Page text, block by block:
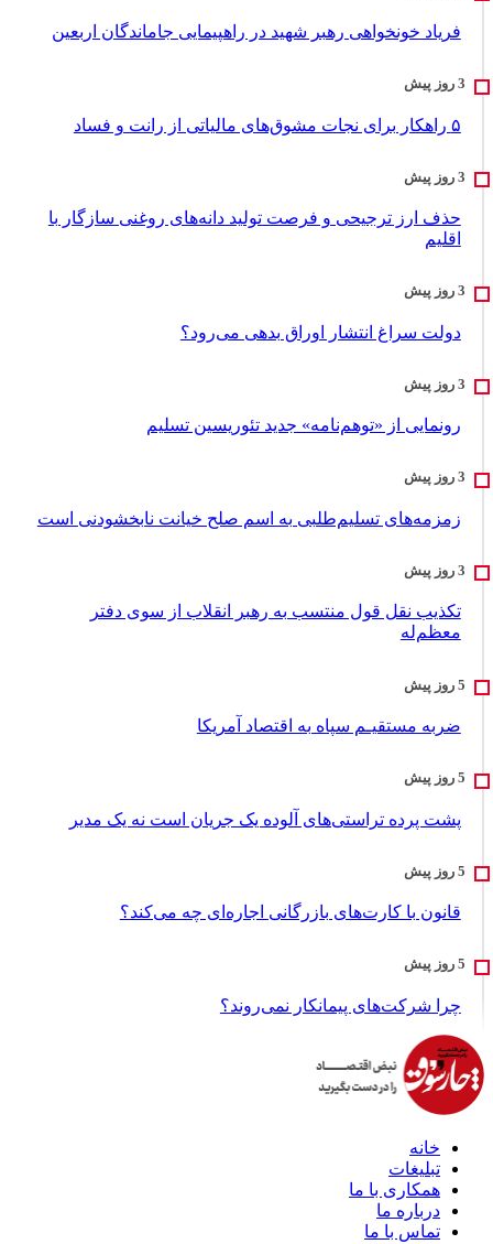
فریاد خونخواهی رهبر شهید در راهپیمایی جاماندگان اربعین
۵ راهکار برای نجات مشوق‌های مالیاتی از رانت و فساد
حذف ارز ترجیحی و فرصت تولید دانه‌های روغنی سازگار با
اقلیم
دولت سراغ انتشار اوراق بدهی می‌رود؟
رونمایی از «توهم‌نامه» جدید تئور‌یسین تسلیم
زمزمه‌های تسلیم‌طلبی به اسم صلح خیانت نابخشودنی است
تکذیب نقل قول منتسب به رهبر انقلاب از سوی دفتر
معظم‌له
ضربه مستقیـم سپاه به اقتصاد آمر‌یکا
پشت پرده تراستی‌های آلوده یک جریان است نه یک مدیر
قانون با کارت‌های بازرگانی اجاره‌ای چه می‌کند؟
چرا شرکت‌های پیمانکار نمی‌روند؟
خانه
تبلیغات
همکاری با ما
درباره ما
تماس با ما